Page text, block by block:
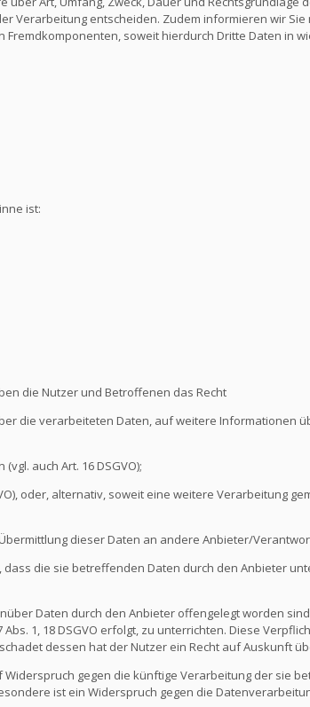
Verarbeitung entscheiden. Zudem informieren wir
soweit hierdurch Dritte Daten in
ist:
die Nutzer und Betroffenen das Recht
die verarbeiteten Daten, auf weitere Informationen
auch Art. 16 DSGVO);
oder, alternativ, soweit eine weitere Verarbeitung
dieser Daten an andere Anbieter/
die sie betreffenden Daten durch den Anbieter
Daten durch den Anbieter offengelegt worden
1, 18 DSGVO erfolgt, zu unterrichten. Diese
dessen hat der Nutzer ein Recht auf Auskunft
gegen die künftige Verarbeitung der sie
ist ein Widerspruch gegen die